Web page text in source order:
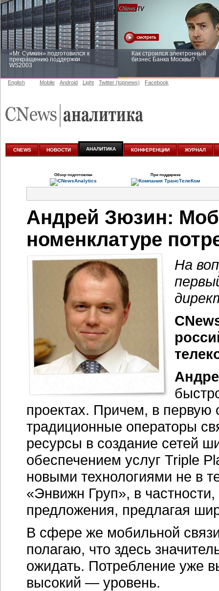
«Mr. Сумкин» подготовился к
прекращению поддержки
WS2003
Как строился электронный
бизнес Банка Москвы?
аналитике
English Mobile Android Light Twitter (topnews) Facebook
CNEWS НОВОСТИ АНАЛИТИКА КОНФЕРЕНЦИИ ЖУРНАЛ
Обзор подготовлен При поддержке
Андрей Зюзин:
номенклатуре
На
проектах. Причем, в первую
традиционные операторы
ресурсы в создание сетей
обеспечением услуг Triple
новыми технологиями не в
«Энвижн Груп», в
предложения, предлагая
В сфере же мобильной
полагаю, что здесь
ожидать. Потребление уже
высокий — уровень.